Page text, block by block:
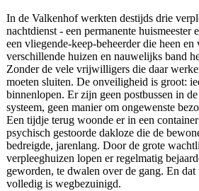
In de Valkenhof werkten destijds drie
nachtdienst - een permanente huismeester
een vliegende-keep-beheerder die heen en
verschillende huizen en nauwelijks band
Zonder de vele vrijwilligers die daar
moeten sluiten. De onveiligheid is groot:
binnenlopen. Er zijn geen postbussen in
systeem, geen manier om ongewenste
Een tijdje terug woonde er in een
psychisch gestoorde dakloze die de
bedreigde, jarenlang. Door de grote
verpleeghuizen lopen er regelmatig
geworden, te dwalen over de gang. En
volledig is wegbezuinigd.